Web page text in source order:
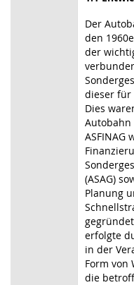
Der
den
der
dieser für
Dies
(ASAG)
Planung
erfolgte
in der
Form von
die